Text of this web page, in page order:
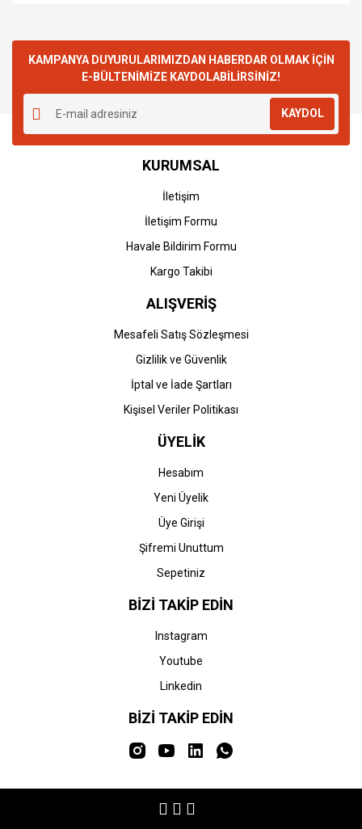
KAMPANYA DUYURULARIMIZDAN HABERDAR OLMAK İÇİN
E-BÜLTENİMİZE KAYDOLABİLİRSİNİZ!
KAYDOL
KURUMSAL
İletişim
İletişim Formu
Havale Bildirim Formu
Kargo Takibi
ALIŞVERİŞ
Mesafeli Satış Sözleşmesi
Gizlilik ve Güvenlik
İptal ve İade Şartları
Kişisel Veriler Politikası
ÜYELİK
Hesabım
Yeni Üyelik
Üye Girişi
Şifremi Unuttum
Sepetiniz
BİZİ TAKİP EDİN
Instagram
Youtube
Linkedin
BİZİ TAKİP EDİN